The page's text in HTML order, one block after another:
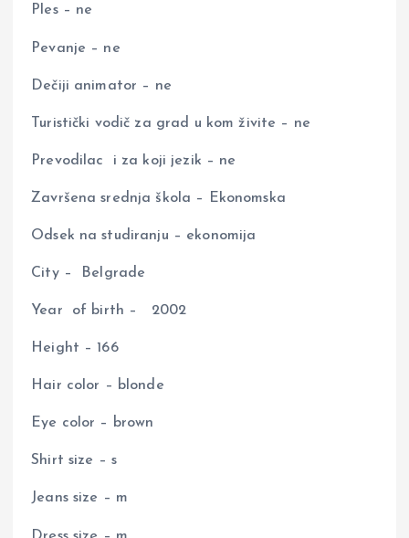
Ples – ne
Pevanje – ne
Dečiji animator – ne
Turistički vodič za grad u kom živite – ne
Prevodilac i za koji jezik – ne
Završena srednja škola – Ekonomska
Odsek na studiranju – ekonomija
City – Belgrade
Year of birth – 2002
Height – 166
Hair color – blonde
Eye color – brown
Shirt size – s
Jeans size – m